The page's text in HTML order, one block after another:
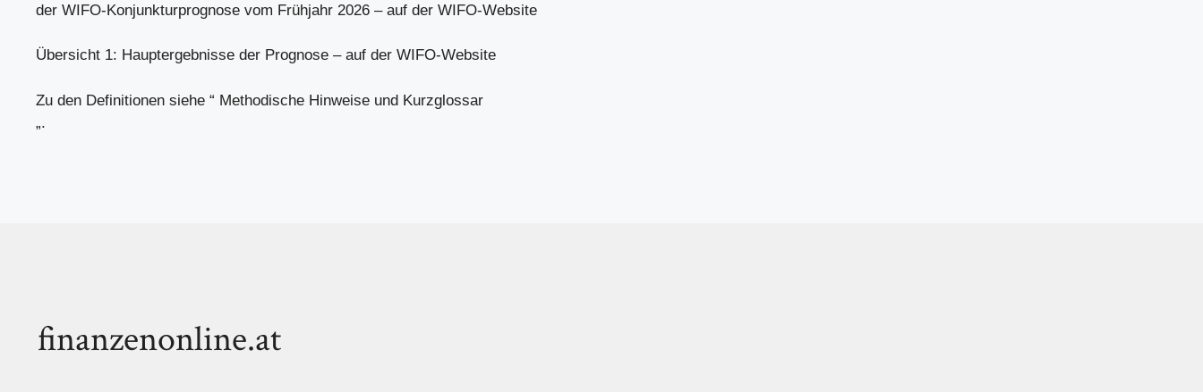
der WIFO-Konjunkturprognose vom Frühjahr 2026 – auf der WIFO-Website
Übersicht 1: Hauptergebnisse der Prognose – auf der WIFO-Website
Zu den Definitionen siehe “ Methodische Hinweise und Kurzglossar
„.
finanzenonline.at